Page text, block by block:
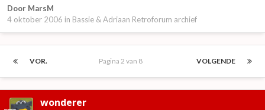
Door MarsM
4 oktober 2006 in Bassie & Adriaan Retroforum archief
VOR. VOLGENDE
Pagina 2 van 8
wonderer